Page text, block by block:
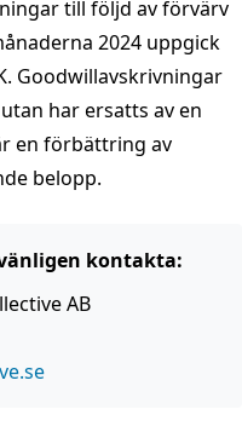
till följd av förvärv
2024 uppgick
Goodwillavskrivningar
har ersatts av en
en förbättring av
belopp.
kontakta:
AB